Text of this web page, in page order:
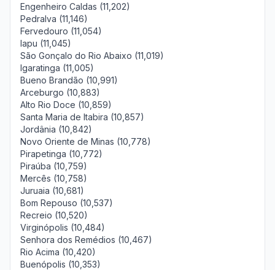
Engenheiro Caldas (11,202)
Pedralva (11,146)
Fervedouro (11,054)
Iapu (11,045)
São Gonçalo do Rio Abaixo (11,019)
Igaratinga (11,005)
Bueno Brandão (10,991)
Arceburgo (10,883)
Alto Rio Doce (10,859)
Santa Maria de Itabira (10,857)
Jordânia (10,842)
Novo Oriente de Minas (10,778)
Pirapetinga (10,772)
Piraúba (10,759)
Mercês (10,758)
Juruaia (10,681)
Bom Repouso (10,537)
Recreio (10,520)
Virginópolis (10,484)
Senhora dos Remédios (10,467)
Rio Acima (10,420)
Buenópolis (10,353)